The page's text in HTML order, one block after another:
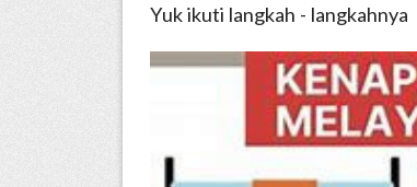
Yuk ikuti langkah - langkahnya